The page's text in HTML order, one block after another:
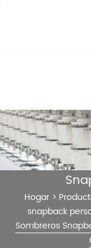
Hogar >
snapback
Sombreros